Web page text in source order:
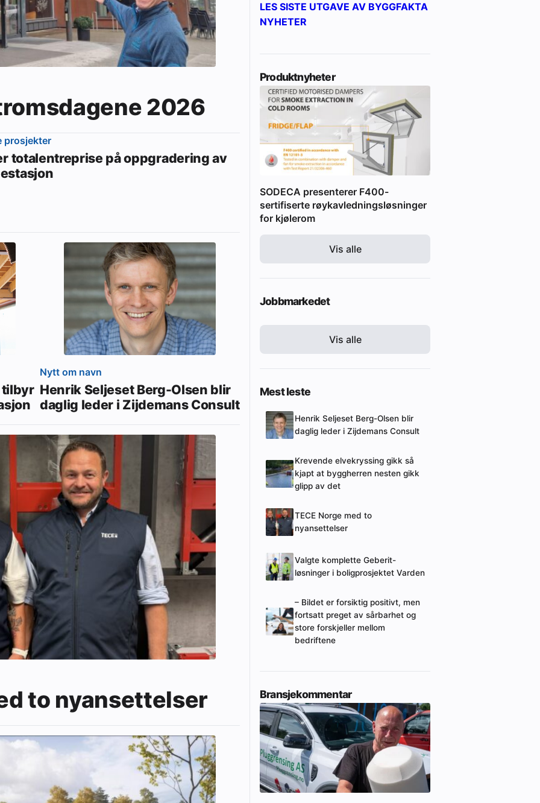
2026
prosjekter
totalentreprise på oppgradering av
tilbyr
Nytt om navn
Henrik Seljeset Berg-Olsen blir
daglig leder i Zijdemans Consult
to nyansettelser
LES SISTE UTGAVE AV BYGGFAKTA
NYHETER
Produktnyheter
SODECA presenterer F400-
sertifiserte røykavledningsløsninger
for kjølerom
Vis alle
Jobbmarkedet
Vis alle
Mest leste
Henrik Seljeset Berg-Olsen blir
daglig leder i Zijdemans Consult
Krevende elvekryssing gikk så
kjapt at byggherren nesten gikk
glipp av det
TECE Norge med to
nyansettelser
Valgte komplette Geberit-
løsninger i boligprosjektet Varden
– Bildet er forsiktig positivt, men
fortsatt preget av sårbarhet og
store forskjeller mellom
bedriftene
Bransjekommentar